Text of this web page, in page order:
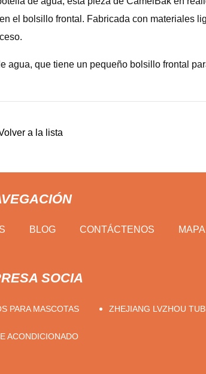
el bolsillo frontal. Fabricada con materiales
que tiene un pequeño bolsillo frontal
a la lista
BLOG CONTÁCTENOS
SOCIA
PARA MASCOTAS ZHEJIANG LVZHOU
ACONDICIONADO